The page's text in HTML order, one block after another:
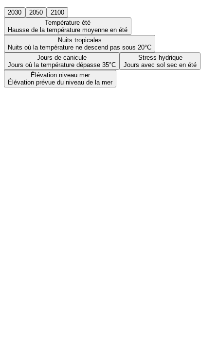
2030 2050
2100
Température été
Hausse de la température moyenne en été
Nuits tropicales
Nuits où la température ne descend pas sous 20°C
Jours de canicule
Jours où la température dépasse 35°C
Stress hydrique
Jours avec sol sec en été
Élévation niveau mer
Élévation prévue du niveau de la mer